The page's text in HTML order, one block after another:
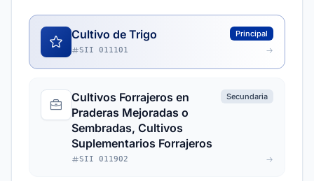
Cultivo de Trigo Principal
SII 011101
Cultivos Forrajeros en
Praderas Mejoradas o
Sembradas, Cultivos
Suplementarios Forrajeros
Secundaria
SII 011902